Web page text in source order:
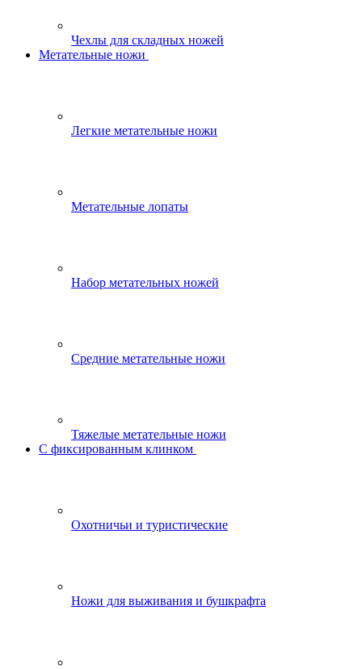
Чехлы для складных ножей
Метательные ножи
Легкие метательные ножи
Метательные лопаты
Набор метательных ножей
Средние метательные ножи
Тяжелые метательные ножи
С фиксированным клинком
Охотничьи и туристические
Ножи для выживания и бушкрафта